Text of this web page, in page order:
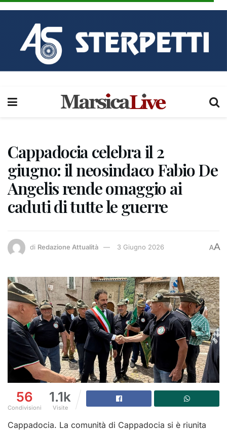
Cappadocia celebra il 2
giugno: il neosindaco Fabio De
Angelis rende omaggio ai
caduti di tutte le guerre
di Redazione Attualità 3 Giugno 2026 AA
56
Condivisioni
1.1k
Visite
Cappadocia. La comunità di Cappadocia si è riunita